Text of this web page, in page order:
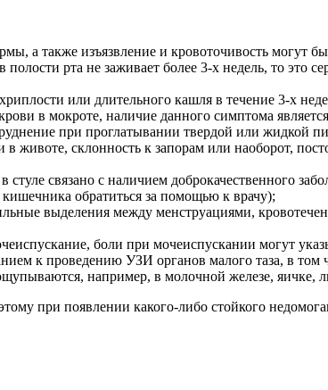
а также изъязвление и кровоточивость могут
рта не заживает более 3-х недель, то это
или длительного кашля в течение 3-х
в мокроте, наличие данного симптома
при проглатывании твердой или жидкой
животе, склонность к запорам или наоборот,
стуле связано с наличием доброкачественного
обратиться за помощью к врачу);
выделения между менструациями,
боли при мочеиспускании могут
к проведению УЗИ органов малого таза, в том
например, в молочной железе, яичке,
при появлении какого-либо стойкого